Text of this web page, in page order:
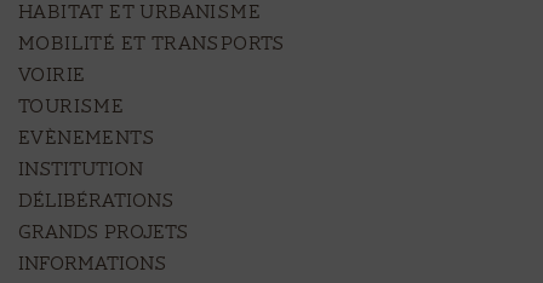
HABITAT ET URBANISME
MOBILITÉ ET TRANSPORTS
VOIRIE
TOURISME
EVÈNEMENTS
Institution
Délibérations
Grands projets
Informations